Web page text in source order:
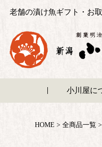
老舗の漬け魚ギフト・お
小川屋に
HOME 全商品一覧